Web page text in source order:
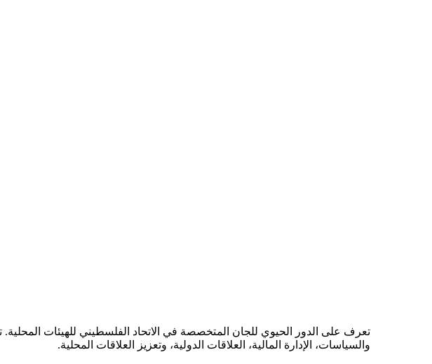
تعرف على الدور الحيوي للجان المتخصصة في الاتحاد الفلسطيني للهيئات
والسياسات، الإدارة المالية، العلاقات الدولية، وتعزيز العلاقات المحلية.